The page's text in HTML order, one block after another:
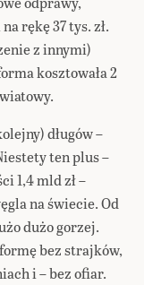
rękę 37 tys. zł.
z innymi)
kosztowała 2
długów –
ten plus –
1,4 mld zł –
na świecie. Od
dużo gorzej.
bez strajków,
i – bez ofiar.